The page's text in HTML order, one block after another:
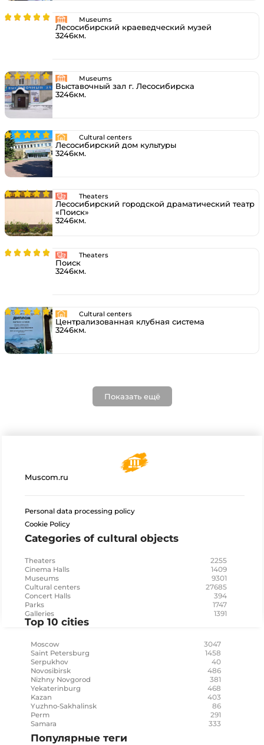
Museums
Лесосибирский краеведческий музей
3246км.
Museums
Выставочный зал г. Лесосибирска
3246км.
Cultural centers
Лесосибирский дом культуры
3246км.
Theaters
Лесосибирский городской драматический театр
«Поиск»
3246км.
Theaters
Поиск
3246км.
Cultural centers
Централизованная клубная система
3246км.
Показать ещё
Muscom.ru
Personal data processing policy
Cookie Policy
Categories of cultural objects
Theaters 2255
Cinema Halls 1409
Museums 9301
Cultural centers 27685
Concert Halls 394
Parks 1747
Galleries 1391
Top 10 cities
Moscow 3047
Saint Petersburg 1458
Serpukhov 40
Novosibirsk 486
Nizhny Novgorod 381
Yekaterinburg 468
Kazan 403
Yuzhno-Sakhalinsk 86
Perm 291
Samara 333
Популярные теги